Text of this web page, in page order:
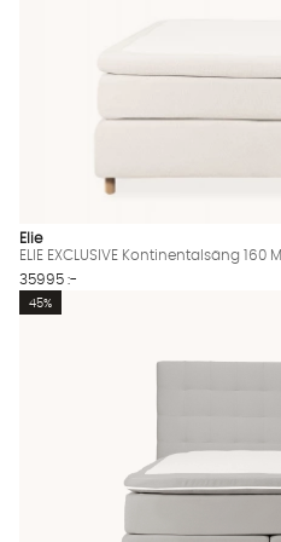
Elie
ELIE EXCLUSIVE Kontinentalsäng
35995 :-
45%